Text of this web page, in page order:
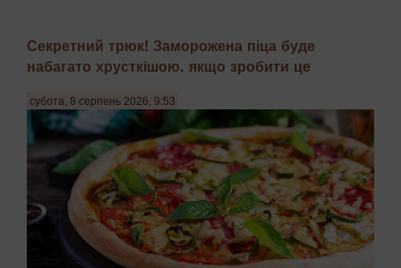
Секретний трюк! Заморожена піца буде
набагато хрусткішою. якщо зробити це
субота, 8 серпень 2026, 9:53